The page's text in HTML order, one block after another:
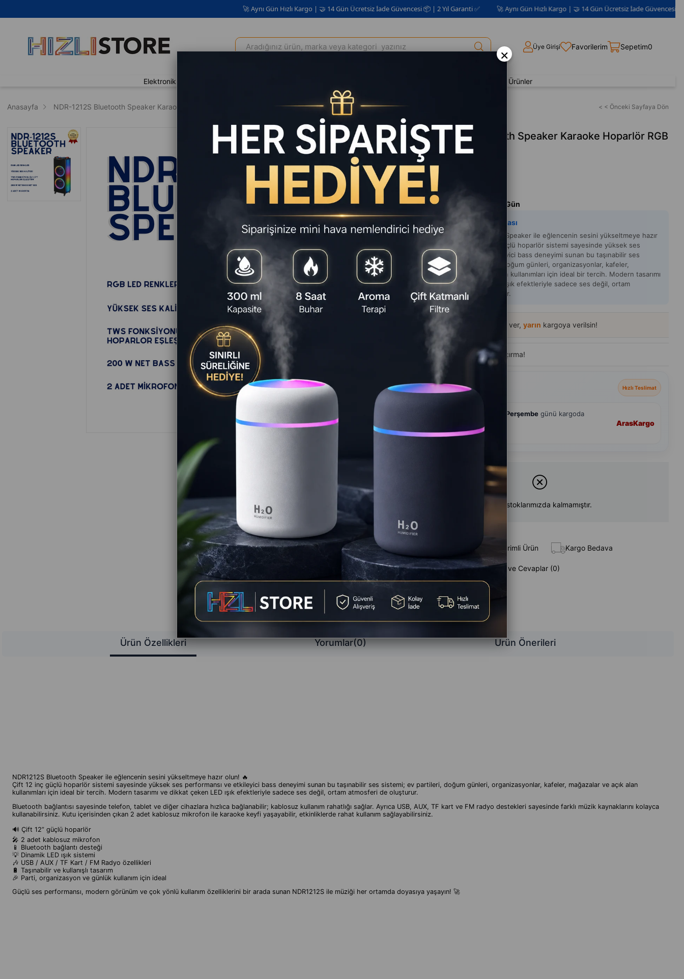
🚀 Aynı Gün Hızlı Kargo | 🤝 14 Gün Ücretsiz İade Güvencesi 📦 | 2 Yıl Garanti ✅ 🚀 Aynı Gün Hızlı Kargo | 🤝 14 Gün Ücretsiz İade Güvencesi 📦 | 2 Yıl
Üye Girişi Favorilerim Sepetim0
Elektronik Yenilenmiş Ürünler
Anasayfa NDR-1212S Bluetooth Speaker Karaoke Hoparlör RGB < < Önceki Sayfaya Dön
NDR-1212S Bluetooth Speaker Karaoke Hoparlör RGB
: Romm
Tahmini Teslim Süresi
Aynı Gün
Yapay Zeka Açıklaması
NDR1212S Bluetooth Speaker ile eğlencenin sesini yükseltmeye hazır
olun! 🔥 Çift 12 inç güçlü hoparlör sistemi sayesinde yüksek ses
performansı ve etkileyici bass deneyimi sunan bu taşınabilir ses
sistemi; ev partileri, doğum günleri, organizasyonlar, kafeler,
mağazalar ve açık alan kullanımları için ideal bir tercih. Modern tasarımı
ve dikkat çeken LED ışık efektleriyle sadece ses değil, ortam
atmosferi de oluşturur.
⏱️16:20:33 içinde sipariş ver, yarın kargoya verilsin!
Son 1 günde 250+ kişi ziyaret etti
Teslimat Seçenekleri Hızlı Teslimat
6 Ağustos Perşembegünü kargoda
Standart Teslimat
ArasKargo
Ürün stoklarımızda kalmamıştır.
İndirimli Ürün Kargo Bedava
Yorum Yaz Sorular (0) ve Cevaplar (0)
Ürün Özellikleri Yorumlar(0) Ürün Önerileri
NDR1212S Bluetooth Speaker ile eğlencenin sesini yükseltmeye hazır olun! 🔥
Çift 12 inç güçlü hoparlör sistemi sayesinde yüksek ses performansı ve etkileyici bass deneyimi sunan bu taşınabilir ses sistemi; ev partileri, doğum günleri, organizasyonlar, kafeler, mağazalar ve açık alan
kullanımları için ideal bir tercih. Modern tasarımı ve dikkat çeken LED ışık efektleriyle sadece ses değil, ortam atmosferi de oluşturur.
Bluetooth bağlantısı sayesinde telefon, tablet ve diğer cihazlara hızlıca bağlanabilir; kablosuz kullanım rahatlığı sağlar. Ayrıca USB, AUX, TF kart ve FM radyo destekleri sayesinde farklı müzik kaynaklarını kolayca
kullanabilirsiniz. Kutu içerisinden çıkan 2 adet kablosuz mikrofon ile karaoke keyfi yaşayabilir, etkinliklerde rahat kullanım sağlayabilirsiniz.
🔊 Çift 12” güçlü hoparlör
🎤 2 adet kablosuz mikrofon
📱 Bluetooth bağlantı desteği
💡 Dinamik LED ışık sistemi
🎶 USB / AUX / TF Kart / FM Radyo özellikleri
🔋 Taşınabilir ve kullanışlı tasarım
🎉 Parti, organizasyon ve günlük kullanım için ideal
Güçlü ses performansı, modern görünüm ve çok yönlü kullanım özelliklerini bir arada sunan NDR1212S ile müziği her ortamda doyasıya yaşayın! 🚀
×